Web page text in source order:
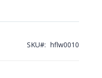
SKU hflw0010